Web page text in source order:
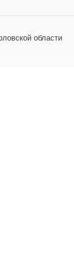
области